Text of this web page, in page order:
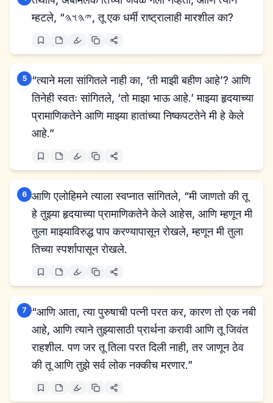
म्हटले, “𐤉𐤄𐤅𐤄, तू एक धर्मी राष्ट्रालाही मारशील का?
5
“त्याने मला सांगितले नाही का, ‘ती माझी बहीण आहे’? आणि
तिनेही स्वतः सांगितले, ‘तो माझा भाऊ आहे.’ माझ्या हृदयाच्या
प्रामाणिकतेने आणि माझ्या हातांच्या निष्कपटतेने मी हे केले
आहे.”
6 आणि एलोहिमने त्याला स्वप्नात सांगितले, “मी जाणतो की तू
हे तुझ्या हृदयाच्या प्रामाणिकतेने केले आहेस, आणि म्हणून मी
तुला माझ्याविरुद्ध पाप करण्यापासून रोखले, म्हणून मी तुला
तिच्या स्पर्शापासून रोखले.
7
“आणि आता, त्या पुरुषाची पत्नी परत कर, कारण तो एक नबी
आहे, आणि त्याने तुझ्यासाठी प्रार्थना करावी आणि तू जिवंत
राहशील. पण जर तू तिला परत दिली नाही, तर जाणून ठेव
की तू आणि तुझे सर्व लोक नक्कीच मरणार.”